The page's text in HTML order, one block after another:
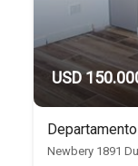
USD
Newbery 1891